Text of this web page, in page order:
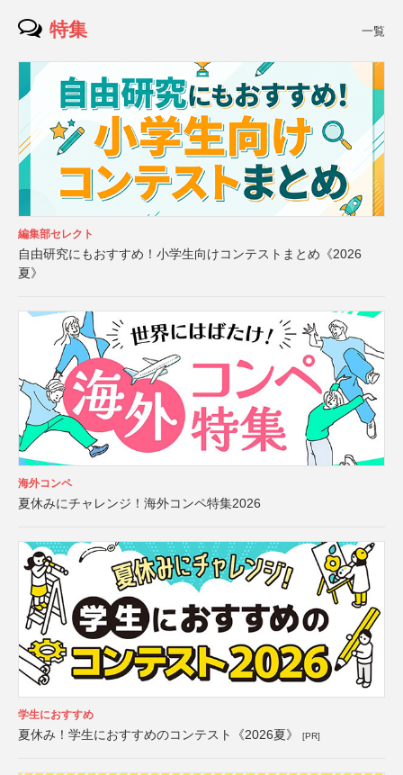
特集 一覧
編集部セレクト
自由研究にもおすすめ！小学生向けコンテストまとめ《2026
夏》
海外コンペ
夏休みにチャレンジ！海外コンペ特集2026
学生におすすめ
夏休み！学生におすすめのコンテスト《2026夏》 [PR]